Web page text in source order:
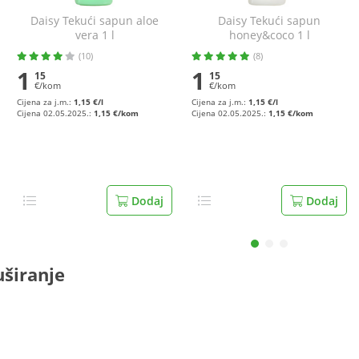
Daisy Tekući sapun aloe
vera 1 l
(10)
1 15
€/kom
Cijena za j.m.:1,15 €/l
Cijena 02.05.2025.:1,15 €/kom
Dodaj
Daisy Tekući sapun
honey&coco 1 l
(8)
1 15
€/kom
Cijena za j.m.:1,15 €/l
Cijena 02.05.2025.:1,15 €/kom
Dodaj